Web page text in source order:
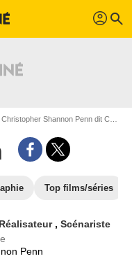
profil search
Christopher Shannon Penn dit Chris Penn
Top films/séries
Réalisateur ,Scénariste
Penn